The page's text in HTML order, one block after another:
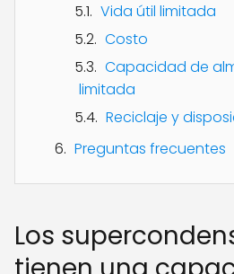
Vida útil limitada
Costo
Capacidad de
limitada
Reciclaje y
Preguntas frecuentes
Los